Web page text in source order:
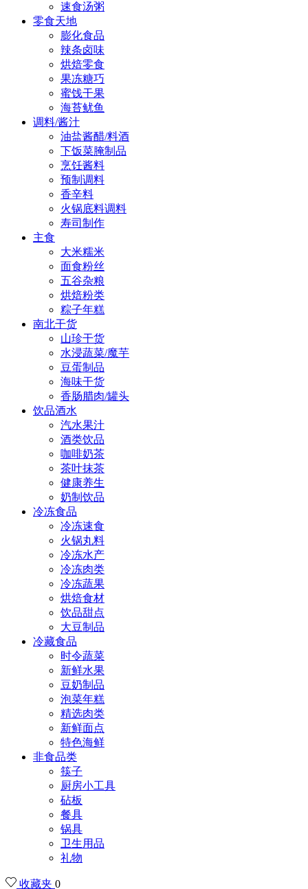
速食汤粥
零食天地
膨化食品
辣条卤味
烘焙零食
果冻糖巧
蜜饯干果
海苔鱿鱼
调料/酱汁
油盐酱醋/料酒
下饭菜腌制品
烹饪酱料
预制调料
香辛料
火锅底料调料
寿司制作
主食
大米糯米
面食粉丝
五谷杂粮
烘焙粉类
粽子年糕
南北干货
山珍干货
水浸蔬菜/魔芋
豆蛋制品
海味干货
香肠腊肉/罐头
饮品酒水
汽水果汁
酒类饮品
咖啡奶茶
茶叶抹茶
健康养生
奶制饮品
冷冻食品
冷冻速食
火锅丸料
冷冻水产
冷冻肉类
冷冻蔬果
烘焙食材
饮品甜点
大豆制品
冷藏食品
时令蔬菜
新鲜水果
豆奶制品
泡菜年糕
精选肉类
新鲜面点
特色海鲜
非食品类
筷子
厨房小工具
砧板
餐具
锅具
卫生用品
礼物
收藏夹 0